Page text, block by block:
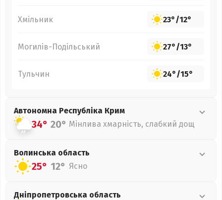
Хмільник 23°/12°
Могилів-Подільський 27°/13°
Тульчин 24°/15°
Автономна Республіка Крим
34° 20° Мінлива хмарність, слабкий дощ
Волинська область
25° 12° Ясно
Дніпропетровська область